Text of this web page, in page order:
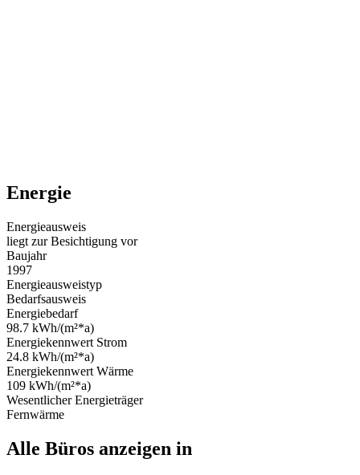
Energie
Energieausweis
liegt zur Besichtigung vor
Baujahr
1997
Energieausweistyp
Bedarfsausweis
Energiebedarf
98.7 kWh/(m²*a)
Energiekennwert Strom
24.8 kWh/(m²*a)
Energiekennwert Wärme
109 kWh/(m²*a)
Wesentlicher Energieträger
Fernwärme
Alle Büros anzeigen in